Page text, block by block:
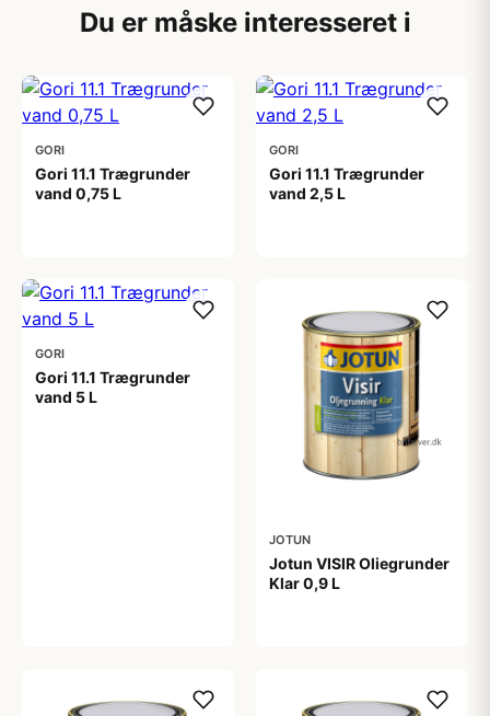
Du er måske interesseret i
GORI
Gori 11.1 Trægrunder
vand 0,75 L
GORI
Gori 11.1 Trægrunder
vand 2,5 L
GORI
Gori 11.1 Trægrunder
vand 5 L
JOTUN
Jotun VISIR Oliegrunder
Klar 0,9 L